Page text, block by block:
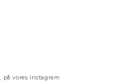
vores Instagram